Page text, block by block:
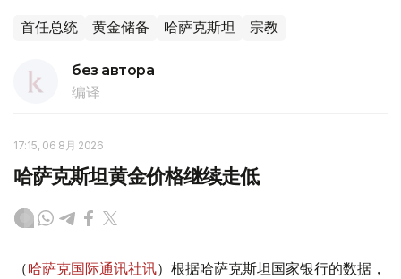
首任总统 黄金储备 哈萨克斯坦 宗教
без автора
编译
17:15, 06 8月 2026
哈萨克斯坦黄金价格继续走低
（哈萨克国际通讯社讯）根据哈萨克斯坦国家银行的数据，